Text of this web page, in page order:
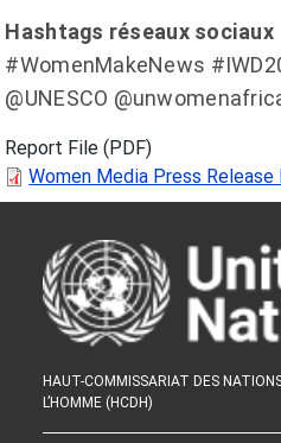
Hashtags réseaux sociaux
#WomenMakeNews
@UNESCO
Report File (PDF)
Women Media Press Release
HAUT-COMMISSARIAT DES
L’HOMME (HCDH)